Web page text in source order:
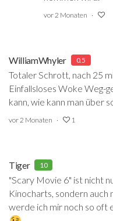
vor 2 Monaten
WilliamWhyler 0.5
Totaler Schrott, nach 25
Einfallsloses Woke Weg-
kann, wie kann man über
vor 2 Monaten 1
Tiger 10
"Scary Movie 6" ist nicht
Kinocharts, sondern auch
werde ich mir noch so oft